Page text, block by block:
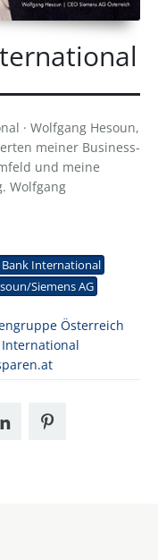
· Wolfgang Hesoun,
meiner Business-
und meine
Wolfgang
Bank International
Siemens AG
Österreich
International